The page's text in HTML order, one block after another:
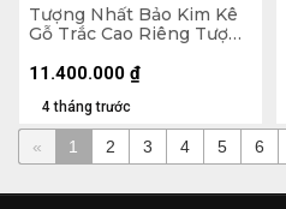
Tượng Nhất Bảo Kim Kê
Gỗ Trắc Cao Riêng Tượng
22x22x10 (cm)
4 tháng trước
11.400.000 ₫
« 1 2 3 4 5 6